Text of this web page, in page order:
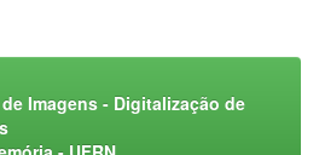
Imagens - Digitalização de